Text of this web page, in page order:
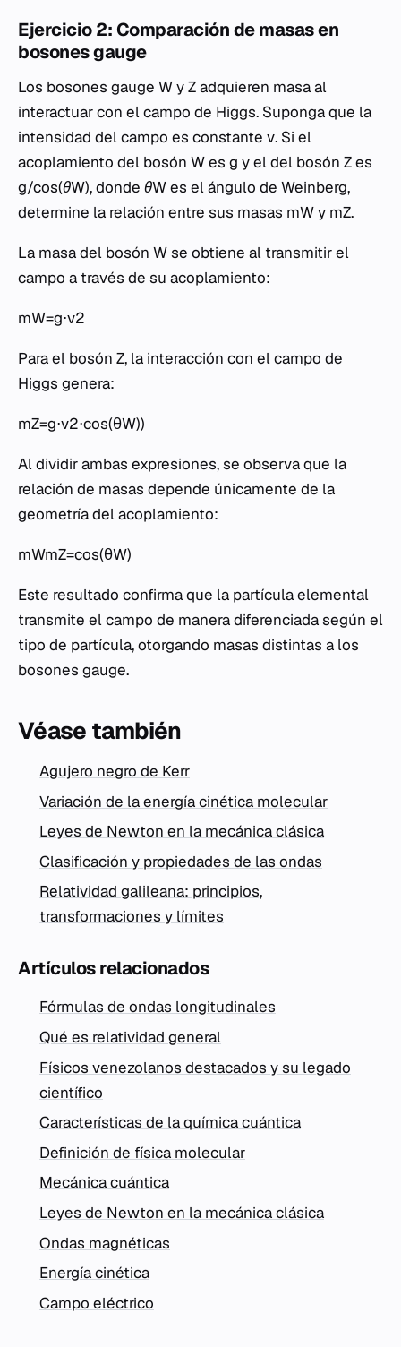
Ejercicio 2: Comparación de masas en
bosones gauge
Los bosones gauge WyZadquieren masa al
interactuar con el campo de Higgs. Suponga que la
intensidad del campo es constante v. Si el
acoplamiento del bosón Wes g y el del bosón Zes
g/cos(θW), donde θWes el ángulo de Weinberg,
determine la relación entre sus masas mWy mZ.
La masa del bosón Wse obtiene al transmitir el
campo a través de su acoplamiento:
mW=g⋅v2
Para el bosón Z, la interacción con el campo de
Higgs genera:
mZ=g⋅v2⋅cos(θW))
Al dividir ambas expresiones, se observa que la
relación de masas depende únicamente de la
geometría del acoplamiento:
mWmZ=cos(θW)
Este resultado confirma que la partícula elemental
transmite el campo de manera diferenciada según el
tipo de partícula, otorgando masas distintas a los
bosones gauge.
Véase también
Agujero negro de Kerr
Variación de la energía cinética molecular
Leyes de Newton en la mecánica clásica
Clasificación y propiedades de las ondas
Relatividad galileana: principios,
transformaciones y límites
Artículos relacionados
Fórmulas de ondas longitudinales
Qué es relatividad general
Físicos venezolanos destacados y su legado
científico
Características de la química cuántica
Definición de física molecular
Mecánica cuántica
Leyes de Newton en la mecánica clásica
Ondas magnéticas
Energía cinética
Campo eléctrico